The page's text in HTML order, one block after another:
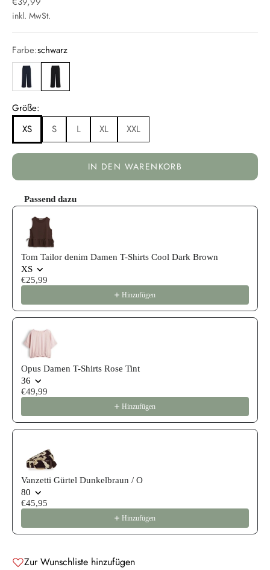
inkl. MwSt.
Farbe:schwarz
blau
schwarz
Größe:
XS
S L XL XXL
IN DEN WARENKORB
Passend dazu
Use the Previous and Next buttons to navigate through product
Tom Tailor denim Damen T-Shirts Cool Dark Brown
XS
€25,99
Hinzufügen
Opus Damen T-Shirts Rose Tint
36
€49,99
Hinzufügen
Vanzetti Gürtel Dunkelbraun / O
80
€45,95
Hinzufügen
Zur Wunschliste hinzufügen